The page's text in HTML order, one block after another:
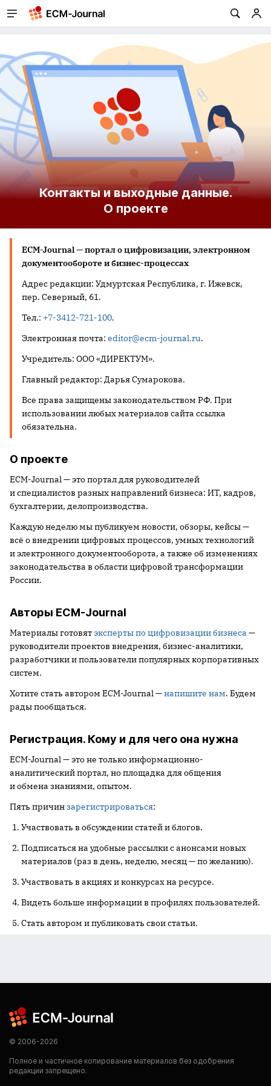
Контакты и выходные данные.
О проекте
ECM-Journal — портал о цифровизации, электронном
документообороте и бизнес-процессах
Адрес редакции: Удмуртская Республика, г. Ижевск,
пер. Северный, 61.
Тел.: +7-3412-721-100.
Электронная почта: editor@ecm-journal.ru.
Учредитель: ООО «ДИРЕКТУМ».
Главный редактор: Дарья Сумарокова.
Все права защищены законодательством РФ. При
использовании любых материалов сайта ссылка
обязательна.
О проекте
ЕСМ-Journal — это портал для руководителей
и специалистов разных направлений бизнеса: ИТ, кадров,
бухгалтерии, делопроизводства.
Каждую неделю мы публикуем новости, обзоры, кейсы —
всё о внедрении цифровых процессов, умных технологий
и электронного документооборота, а также об изменениях
законодательства в области цифровой трансформации
России.
Авторы ECM-Journal
Материалы готовятэксперты по цифровизации бизнеса —
руководители проектов внедрения, бизнес-аналитики,
разработчики и пользователи популярных корпоративных
систем.
Хотите стать автором ECM-Journal —напишите нам. Будем
рады пообщаться.
Регистрация. Кому и для чего она нужна
ECM-Journal — это не только информационно-
аналитический портал, но площадка для общения
и обмена знаниями, опытом.
Пять причинзарегистрироваться:
Участвовать в обсуждении статей и блогов.
Подписаться на удобные рассылки с анонсами новых
материалов (раз в день, неделю, месяц — по желанию).
Участвовать в акциях и конкурсах на ресурсе.
Видеть больше информации в профилях пользователей.
Стать автором и публиковать свои статьи.
© 2006-2026
Полное и частичное копирование материалов без одобрения
редакции запрещено.